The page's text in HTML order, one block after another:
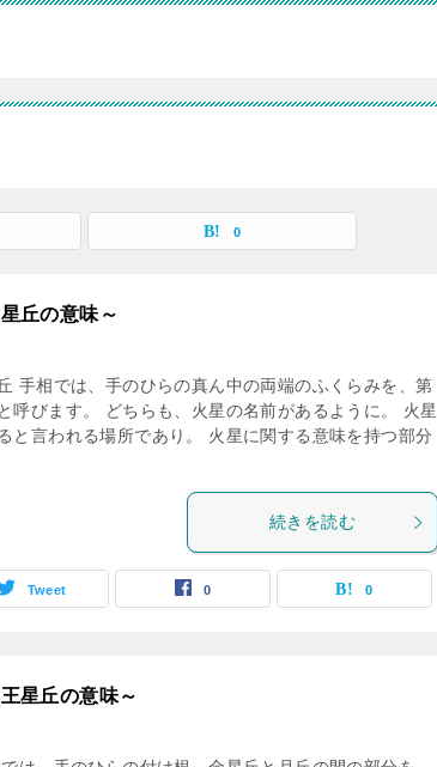
0
丘の意味～
手相では、手のひらの真ん中の両端のふくらみを、第
呼びます。 どちらも、火星の名前があるように。 火星
と言われる場所であり。 火星に関する意味を持つ部分
続きを読む
Tweet 0 0
星丘の意味～